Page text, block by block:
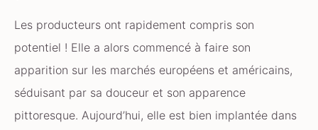
Les producteurs ont rapidement compris son
potentiel ! Elle a alors commencé à faire son
apparition sur les marchés européens et américains,
séduisant par sa douceur et son apparence
pittoresque. Aujourd’hui, elle est bien implantée dans